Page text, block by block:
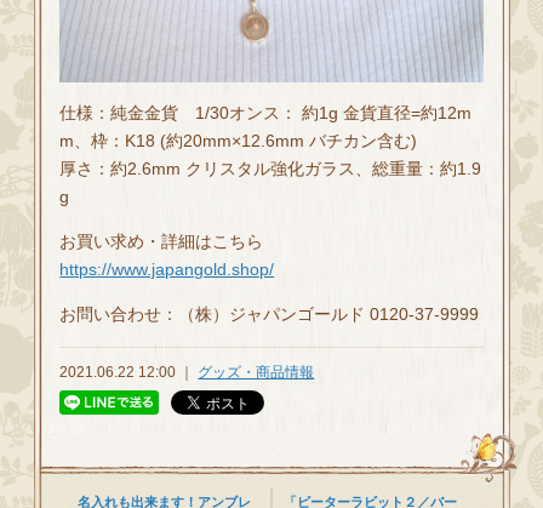
仕様：純金金貨 1/30オンス： 約1g 金貨直径=約12m
m、枠：K18 (約20mm×12.6mm バチカン含む)
厚さ：約2.6mm クリスタル強化ガラス、総重量：約1.9
g
お買い求め・詳細はこちら
https://www.japangold.shop/
お問い合わせ：（株）ジャパンゴールド 0120-37-9999
2021.06.22 12:00 ｜ グッズ・商品情報
名入れも出来ます！アンブレ
「ピーターラビット２／バー